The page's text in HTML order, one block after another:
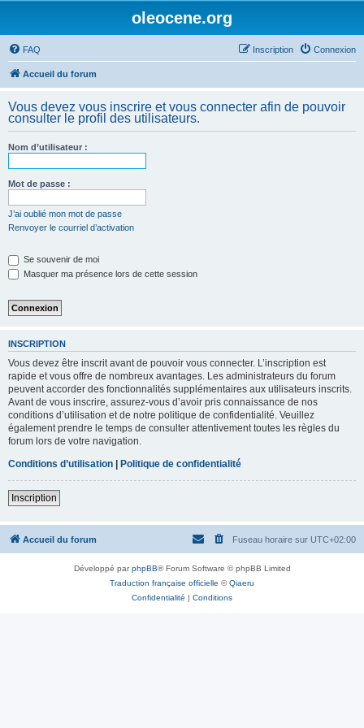
oleocene.org
FAQ Connexion
Inscription
Accueil du forum
Vous devez vous inscrire et vous connecter afin de pouvoir
consulter le profil des utilisateurs.
Nom d’utilisateur :
Mot de passe :
J’ai oublié mon mot de passe
Renvoyer le courriel d’activation
Se souvenir de moi
Masquer ma présence lors de cette session
INSCRIPTION
Vous devez être inscrit avant de pouvoir vous connecter. L’inscription est
rapide et vous offre de nombreux avantages. Les administrateurs du forum
peuvent accorder des fonctionnalités supplémentaires aux utilisateurs inscrits.
Avant de vous inscrire, assurez-vous d’avoir pris connaissance de nos
conditions d’utilisation et de notre politique de confidentialité. Veuillez
également prendre le temps de consulter attentivement toutes les règles du
forum lors de votre navigation.
Conditions d’utilisation | Politique de confidentialité
Inscription
Accueil du forum Fuseau horaire sur UTC+02:00
Développé parphpBB® Forum Software © phpBB Limited
Traduction française officielle ©Qiaeru
Confidentialité | Conditions